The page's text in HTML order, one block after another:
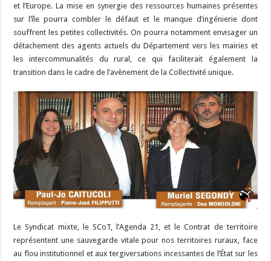
et l’Europe. La mise en synergie des ressources humaines présentes
sur l’île pourra combler le défaut et le manque d’ingénierie dont
souffrent les petites collectivités. On pourra notamment envisager un
détachement des agents actuels du Département vers les mairies et
les intercommunalités du rural, ce qui faciliterait également la
transition dans le cadre de l’avènement de la Collectivité unique.
Le Syndicat mixte, le SCoT, l’Agenda 21, et le Contrat de territoire
représentent une sauvegarde vitale pour nos territoires ruraux, face
au flou institutionnel et aux tergiversations incessantes de l’État sur les